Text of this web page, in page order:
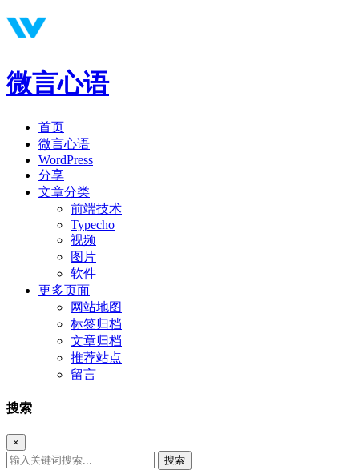
微言心语
首页
微言心语
WordPress
分享
文章分类
前端技术
Typecho
视频
图片
软件
更多页面
网站地图
标签归档
文章归档
推荐站点
留言
搜索
×
搜索